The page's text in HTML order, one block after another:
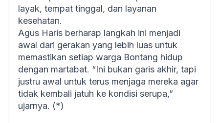
layak, tempat tinggal, dan layanan
kesehatan.
Agus Haris berharap langkah ini menjadi
awal dari gerakan yang lebih luas untuk
memastikan setiap warga Bontang hidup
dengan martabat. “Ini bukan garis akhir, tapi
justru awal untuk terus menjaga mereka agar
tidak kembali jatuh ke kondisi serupa,”
ujarnya. (*)